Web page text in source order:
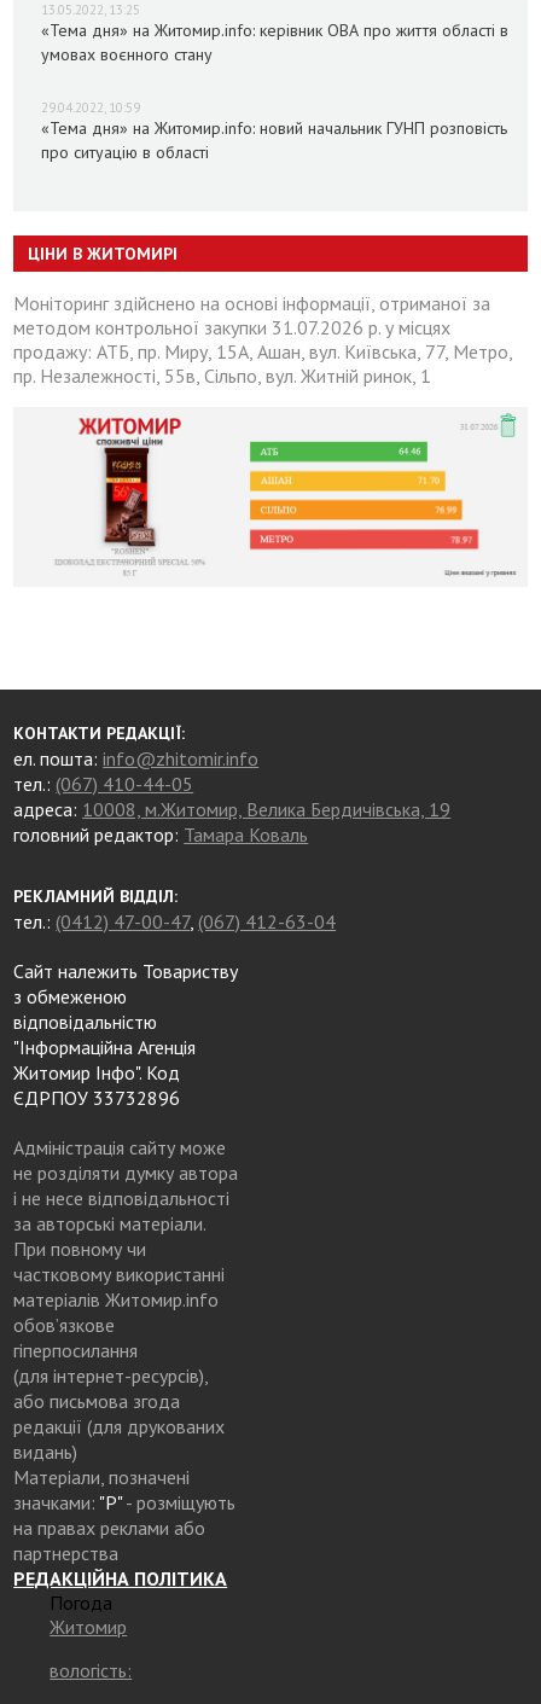
13.05.2022, 13:25
«Тема дня» на Житомир.info: керівник ОВА про життя області в
умовах воєнного стану
29.04.2022, 10:59
«Тема дня» на Житомир.info: новий начальник ГУНП розповість
про ситуацію в області
ЦІНИ В ЖИТОМИРІ
Моніторинг здійснено на основі інформації, отриманої за
методом контрольної закупки 31.07.2026 р. у місцях
продажу: АТБ, пр. Миру, 15А, Ашан, вул. Київська, 77, Метро,
пр. Незалежності, 55в, Сільпо, вул. Житній ринок, 1
КОНТАКТИ РЕДАКЦІЇ:
ел. пошта:info@zhitomir.info
тел.: (067) 410-44-05
адреса: 10008, м.Житомир, Велика Бердичівська, 19
головний редактор: Тамара Коваль
РЕКЛАМНИЙ ВІДДІЛ:
тел.: (0412) 47-00-47, (067) 412-63-04
Сайт належить Товариству
з обмеженою
відповідальністю
"Інформаційна Агенція
Житомир Інфо". Код
ЄДРПОУ 33732896
Адміністрація сайту може
не розділяти думку автора
і не несе відповідальності
за авторські матеріали.
При повному чи
частковому використанні
матеріалів Житомир.info
обов’язкове
гіперпосилання
(для інтернет-ресурсів),
або письмова згода
редакції (для друкованих
видань)
Матеріали, позначені
значками: "Р"- розміщують
на правах реклами або
партнерства
РЕДАКЦІЙНА ПОЛІТИКА
Погода
Житомир
вологість: